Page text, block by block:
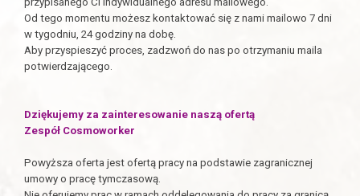
Od tego momentu możesz kontaktować się z nami mailowo 7 dni
w tygodniu, 24 godziny na dobę.
Aby przyspieszyć proces, zadzwoń do nas po otrzymaniu maila
potwierdzającego.
Dziękujemy za zainteresowanie naszą ofertą
Zespół Cosmoworker
Powyższa oferta jest ofertą pracy na podstawie zagranicznej
umowy o pracę tymczasową.